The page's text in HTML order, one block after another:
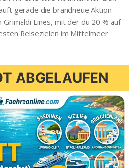
gerade die brandneue Aktion
Grimaldi Lines, mit der du 20 % auf
Reisezielen im Mittelmeer
ABGELAUFEN